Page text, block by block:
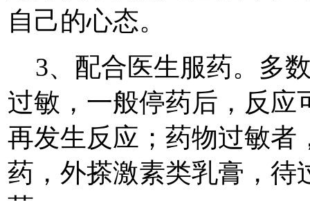
自己的心态。
3、配合医生服药。多
过敏，一般停药后，反应
再发生反应；药物过敏者
药，外搽激素类乳膏，待